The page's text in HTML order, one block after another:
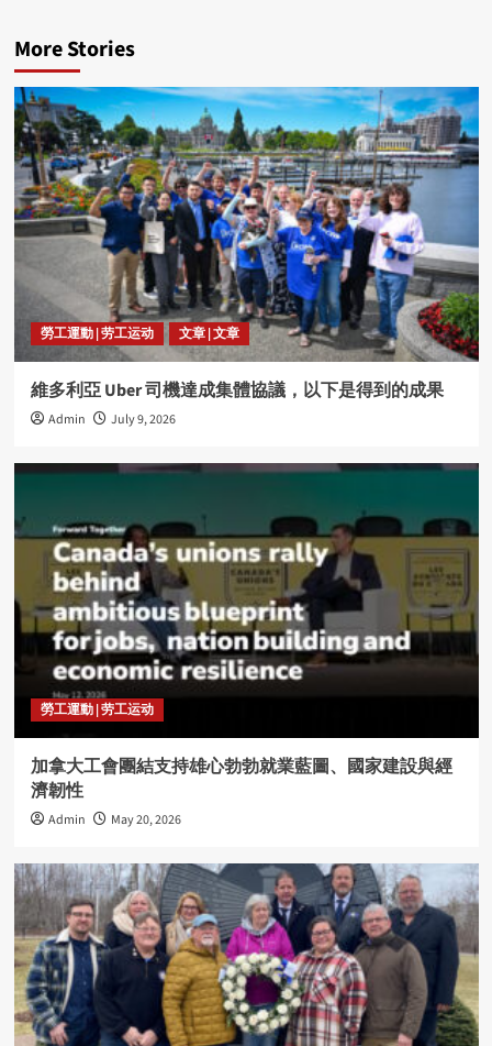
More Stories
勞工運動 | 劳工运动 文章 | 文章
維多利亞 Uber 司機達成集體協議，以下是得到的成果
Admin July 9, 2026
勞工運動 | 劳工运动
加拿大工會團結支持雄心勃勃就業藍圖、國家建設與經
濟韌性
Admin May 20, 2026